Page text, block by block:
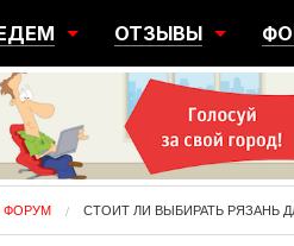
ОТЗЫВЫ
ПЕРЕЕЗДЫ
ЭМИГРАЦИЯ
СТОИТ ЛИ ВЫБИРАТЬ РЯЗАНЬ